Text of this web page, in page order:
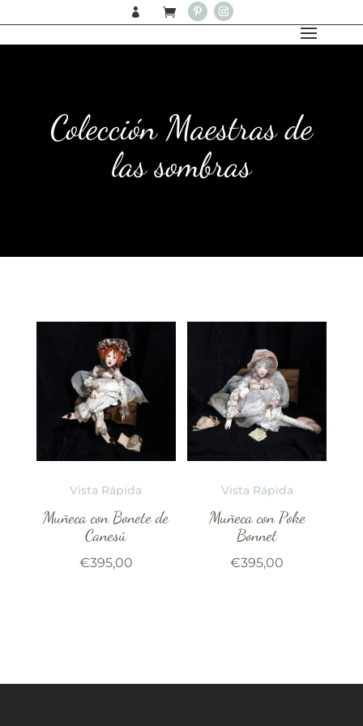
 
Colección Maestras de
las sombras
Vista Rápida
Muñeca con Bonete de
Canesú
€395,00
Vista Rápida
Muñeca con Poke
Bonnet
€395,00